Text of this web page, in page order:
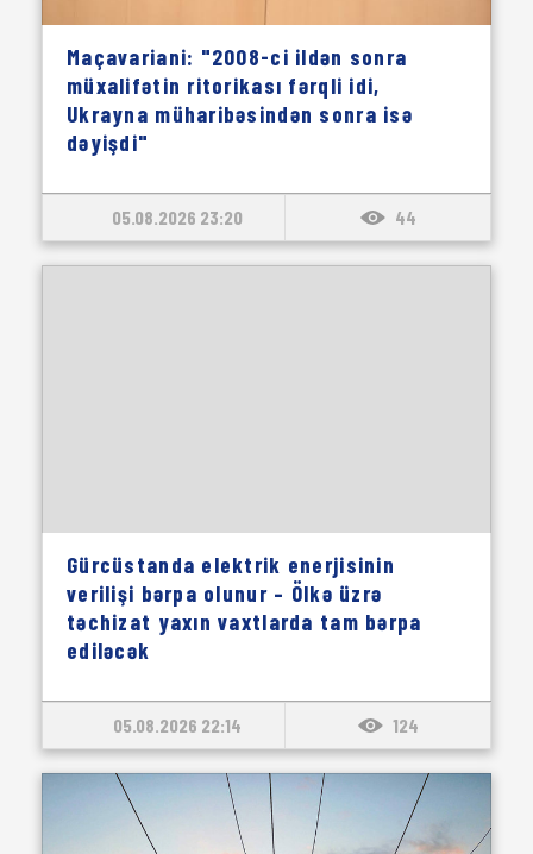
Maçavariani: "2008-ci ildən sonra
müxalifətin ritorikası fərqli idi,
Ukrayna müharibəsindən sonra isə
dəyişdi"
05.08.2026 23:20 44
Gürcüstanda elektrik enerjisinin
verilişi bərpa olunur – Ölkə üzrə
təchizat yaxın vaxtlarda tam bərpa
ediləcək
05.08.2026 22:14 124